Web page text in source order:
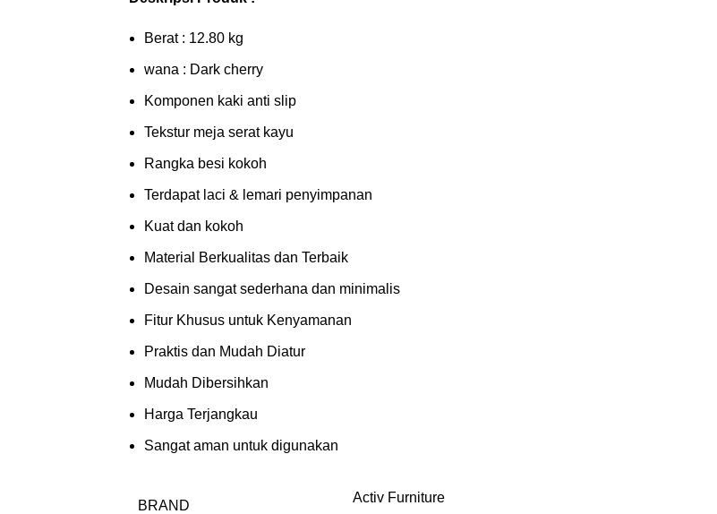
Berat : 12.80 kg
wana : Dark cherry
Komponen kaki anti slip
Tekstur meja serat kayu
Rangka besi kokoh
Terdapat laci & lemari penyimpanan
Kuat dan kokoh
Material Berkualitas dan Terbaik
Desain sangat sederhana dan minimalis
Fitur Khusus untuk Kenyamanan
Praktis dan Mudah Diatur
Mudah Dibersihkan
Harga Terjangkau
Sangat aman untuk digunakan
BRAND
Activ Furniture